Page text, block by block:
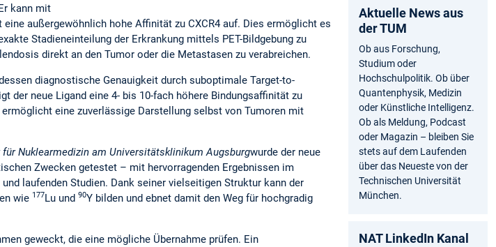
kann mit
außergewöhnlich hohe Affinität zu CXCR4 auf. Dies ermöglicht es
Stadieneinteilung der Erkrankung mittels PET-Bildgebung zu
direkt an den Tumor oder die Metastasen zu verabreichen.
diagnostische Genauigkeit durch suboptimale Target-to-
der neue Ligand eine 4- bis 10-fach höhere Bindungsaffinität zu
eine zuverlässige Darstellung selbst von Tumoren mit
für Nuklearmedizin am Universitätsklinikum Augsburgwurde der neue
Zwecken getestet – mit hervorragenden Ergebnissen im
laufenden Studien. Dank seiner vielseitigen Struktur kann der
wie 177Lu und 90Y bilden und ebnet damit den Weg für hochgradig
geweckt, die eine mögliche Übernahme prüfen. Ein
Aktuelle News aus
der TUM
Ob aus Forschung,
Studium oder
Hochschulpolitik. Ob über
Quantenphysik, Medizin
oder Künstliche Intelligenz.
Ob als Meldung, Podcast
oder Magazin – bleiben Sie
stets auf dem Laufenden
über das Neueste von der
Technischen Universität
München.
NAT LinkedIn Kanal